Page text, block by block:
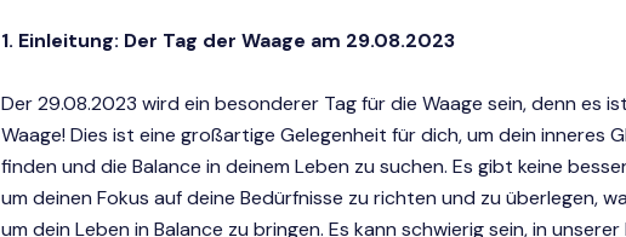
1. Einleitung: Der Tag der Waage am 29.08.2023
Der 29.08.2023 wird ein besonderer Tag für die Waage sein, denn es
Waage! Dies ist eine großartige Gelegenheit für dich, um dein inneres
finden und die Balance in deinem Leben zu suchen. Es gibt keine
um deinen Fokus auf deine Bedürfnisse zu richten und zu überlegen,
um dein Leben in Balance zu bringen. Es kann schwierig sein, in